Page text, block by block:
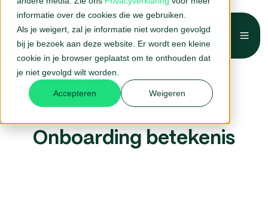
informatie over de cookies die we gebruiken.
Als je weigert, zal je informatie niet worden gevolgd
bij je bezoek aan deze website. Er wordt een kleine
cookie in je browser geplaatst om te onthouden dat
je niet gevolgd wilt worden.
Accepteren Weigeren
Belafspraak →
Home
HR-woordenboek
Onboarding betekenis
Onboarding betekenis